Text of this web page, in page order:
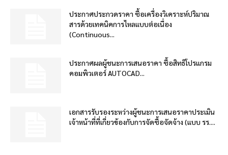
ประกาศประกวดราคา ซื้อเครื่องวิเคราะห์ปริมาณ
สารด้วยเทคนิคการไหลแบบต่อเนื่อง
(Continuous...
ประกาศผลผู้ชนะการเสนอราคา ซื้อสิทธิโปรแกรม
คอมพิวเตอร์ AUTOCAD...
เอกสารรับรองระหว่างผู้ชนะการเสนอราคาประเมิน
เจ้าหน้าที่ที่เกี่ยวข้องกับการจัดซื้อจัดจ้าง (แบบ รร....